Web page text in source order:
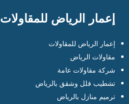
إعمار الرياض للمقاولات 0569557581
إعمار الرياض للمقاولات
مقاولات الرياض
شركة مقاولات عامة
تشطيب فلل وشقق بالرياض
ترميم منازل بالرياض